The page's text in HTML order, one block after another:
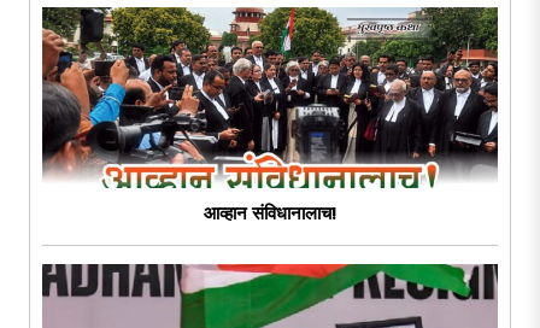
आव्हान संविधानालाच!